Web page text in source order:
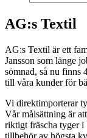
AG:s Textil
AG:s Textil är ett
Jansson som länge
sömnad, så nu finns
till våra kunder för
Vi direktimporterar
Vår målsättning är
riktigt fräscha tyger i
tillbehör av högsta